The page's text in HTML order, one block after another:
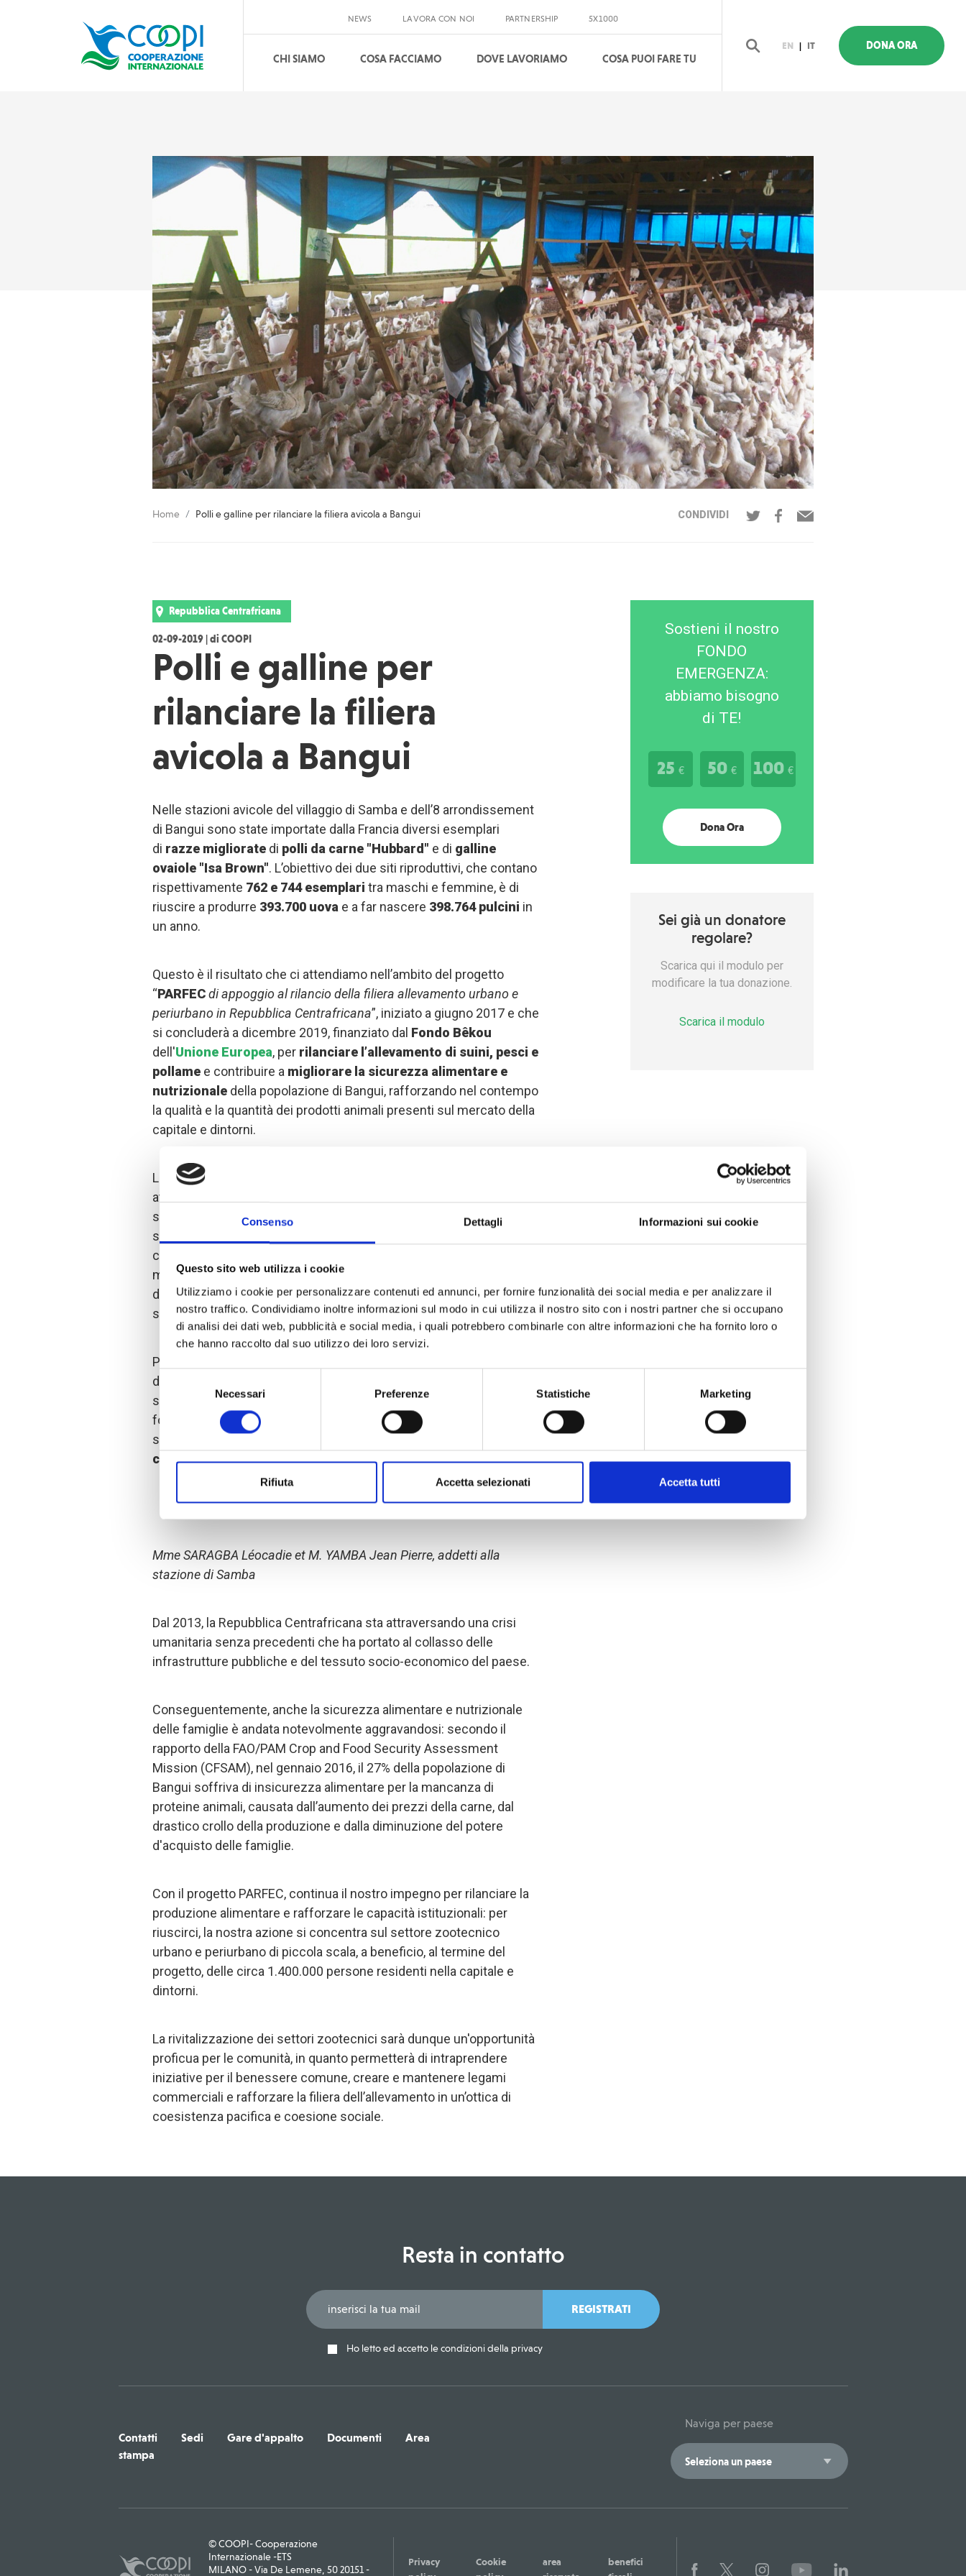
Consenso Dettagli Informazioni sui cookie
Questo sito web utilizza i cookie
Utilizziamo i cookie per personalizzare contenuti ed annunci, per fornire funzionalità dei social media e per analizzare il
nostro traffico. Condividiamo inoltre informazioni sul modo in cui utilizza il nostro sito con i nostri partner che si occupano
di analisi dei dati web, pubblicità e social media, i quali potrebbero combinarle con altre informazioni che ha fornito loro o
che hanno raccolto dal suo utilizzo dei loro servizi.
Necessari Preferenze Statistiche Marketing
Rifiuta Accetta selezionati Accetta tutti
NEWS LAVORA CON NOI PARTNERSHIP 5X1000
CHI SIAMO COSA FACCIAMO DOVE LAVORIAMO COSA PUOI FARE TU
EN | IT DONA ORA
Home Polli e galline per rilanciare la filiera avicola a Bangui CONDIVIDI
Repubblica Centrafricana
02-09-2019 | di COOPI
Polli e galline per
rilanciare la filiera
avicola a Bangui
Nelle stazioni avicole del villaggio di Samba e dell’8 arrondissement
di Bangui sono state importate dalla Francia diversi esemplari
di razze miglioratedi polli da carne "Hubbard" e di galline
ovaiole "Isa Brown". L’obiettivo dei due siti riproduttivi, che contano
rispettivamente 762 e 744 esemplari tra maschi e femmine, è di
riuscire a produrre 393.700 uova e a far nascere 398.764 pulcini in
un anno.
Questo è il risultato che ci attendiamo nell’ambito del progetto
“PARFECdi appoggio al rilancio della filiera allevamento urbano e
periurbano in Repubblica Centrafricana”, iniziato a giugno 2017 e che
si concluderà a dicembre 2019, finanziato dal Fondo Bêkou
dell'Unione Europea, per rilanciare l’allevamento di suini, pesci e
pollamee contribuire a migliorare la sicurezza alimentare e
nutrizionaledella popolazione di Bangui, rafforzando nel contempo
la qualità e la quantità dei prodotti animali presenti sul mercato della
capitale e dintorni.
La riproduzione di polli da carne e di galline ovaiole è al centro delle
attività di progetto legate alla filiera agricola e, per riuscirci, sono
state previste
due stazioni avicole,
dotate di aree riproduttive
sufficienti a produrre la quantità di animali necessaria per rifornire i
circa
materiali necessari all’allevamento, come voliere, nidi per
deposizione, beccatoi, abbeveratoi, incubatrici, attrezzature per la
speratura delle uova.
Poiché il progetto PARFEC si prevede la progressiva autosufficienza
dei produttori e della gestione organizzativa ed economica delle
stazioni, stiamo puntando anche sul
supporto tecnico e sanitario
formando il personale locale sui protocolli in vigore ai quali attenersi
scrupolosamente, nonché sullo
capacitàe sullasupervisione formativa permanente.
Mme SARAGBA Léocadie et M. YAMBA Jean Pierre, addetti alla
stazione di Samba
Dal 2013, la Repubblica Centrafricana sta attraversando una crisi
umanitaria senza precedenti che ha portato al collasso delle
infrastrutture pubbliche e del tessuto socio-economico del paese.
Conseguentemente, anche la sicurezza alimentare e nutrizionale
delle famiglie è andata notevolmente aggravandosi: secondo il
rapporto della FAO/PAM Crop and Food Security Assessment
Mission (CFSAM), nel gennaio 2016, il 27% della popolazione di
Bangui soffriva di insicurezza alimentare per la mancanza di
proteine animali, causata dall’aumento dei prezzi della carne, dal
drastico crollo della produzione e dalla diminuzione del potere
d'acquisto delle famiglie.
Con il progetto PARFEC, continua il nostro impegno per rilanciare la
produzione alimentare e rafforzare le capacità istituzionali: per
riuscirci, la nostra azione si concentra sul settore zootecnico
urbano e periurbano di piccola scala, a beneficio, al termine del
progetto, delle circa 1.400.000 persone residenti nella capitale e
dintorni.
La rivitalizzazione dei settori zootecnici sarà dunque un'opportunità
proficua per le comunità, in quanto permetterà di intraprendere
iniziative per il benessere comune, creare e mantenere legami
commerciali e rafforzare la filiera dell’allevamento in un’ottica di
coesistenza pacifica e coesione sociale.
Sostieni il nostro
FONDO
EMERGENZA:
abbiamo bisogno
di TE!
25 € 50 € 100€
Dona Ora
Sei già un donatore
regolare?
Scarica qui il modulo per
modificare la tua donazione.
Scarica il modulo
Resta in contatto
REGISTRATI
Ho letto ed accetto le condizioni della privacy
Contatti Sedi Gare d'appalto Documenti
Area
stampa
Naviga per paese
© COOPI- Cooperazione
Internazionale -ETS
MILANO - Via De Lemene, 50 20151 -
Privacy
Cookie
area
benefici